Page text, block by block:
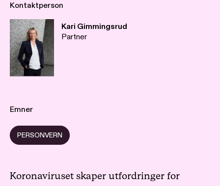
Kontaktperson
Kari Gimmingsrud
Partner
Emner
PERSONVERN
Koronaviruset skaper utfordringer for